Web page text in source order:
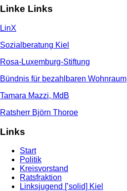
Linke Links
LinX
Sozialberatung Kiel
Rosa-Luxemburg-Stiftung
Bündnis für bezahlbaren Wohnraum
Tamara Mazzi, MdB
Ratsherr Björn Thoroe
Links
Start
Politik
Kreisvorstand
Ratsfraktion
Linksjugend [’solid] Kiel